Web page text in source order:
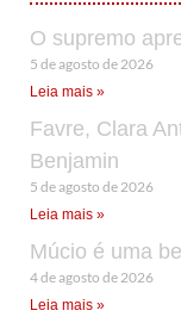
O supremo
5 de agosto de 2026
Leia mais »
Favre, Clara
Benjamin
5 de agosto de 2026
Leia mais »
Múcio é uma
4 de agosto de 2026
Leia mais »